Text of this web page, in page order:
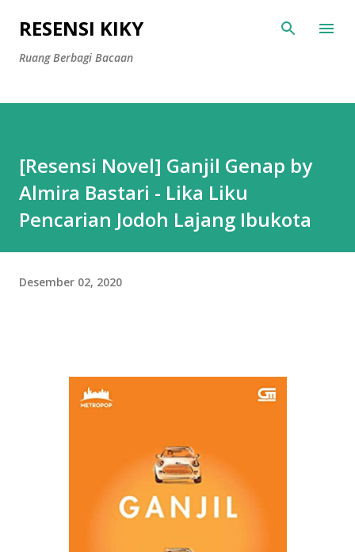
Langsung ke konten utama
RESENSI KIKY
Ruang Berbagi Bacaan
[Resensi Novel] Ganjil Genap by
Almira Bastari - Lika Liku
Pencarian Jodoh Lajang Ibukota
Desember 02, 2020